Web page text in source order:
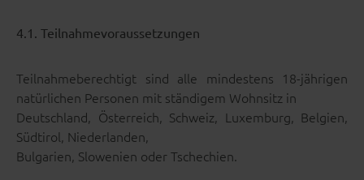
4.1. Teilnahmevoraussetzungen
Teilnahmeberechtigt sind alle mindestens 18-jährigen
natürlichen Personen mit ständigem Wohnsitz in
Deutschland, Österreich, Schweiz, Luxemburg, Belgien,
Südtirol, Niederlanden,
Bulgarien, Slowenien oder Tschechien.